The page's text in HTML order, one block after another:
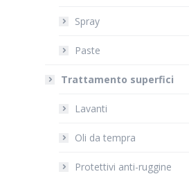
Spray
Paste
Trattamento superfici
Lavanti
Oli da tempra
Protettivi anti-ruggine